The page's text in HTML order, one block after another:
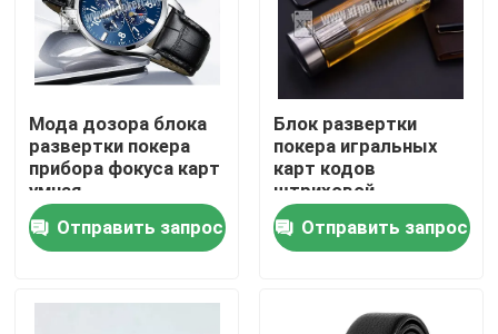
Домой
Мода дозора блока
развертки покера
прибора фокуса карт
умная
водоустойчивая/
прибор азартных игр
Отправить запрос
Блок развертки
покера игральных
карт кодов
штриховой
маркировки,
пластиковая камера
чашки воды
Отправить запрос